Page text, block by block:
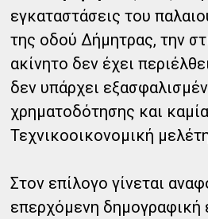
εγκαταστάσεις του
της οδού Δήμητρας, την
ακίνητο δεν έχει
δεν υπάρχει
χρηματοδότησης και καμία
Τεχνικοοικονομική
Στον επίλογο γίνεται
επερχόμενη δημογραφική